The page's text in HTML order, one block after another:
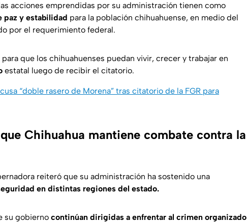
acciones emprendidas por su administración tienen como
paz y estabilidad para la población chihuahuense, en medio del
por el requerimiento federal.
que los chihuahuenses puedan vivir, crecer y trabajar en
estatal luego de recibir el citatorio.
“doble rasero de Morena” tras citatorio de la FGR para
Chihuahua mantiene combate contra la
reiteró que su administración ha sostenido una
en distintas regiones del estado.
su gobierno continúan dirigidas a enfrentar al crimen organizado